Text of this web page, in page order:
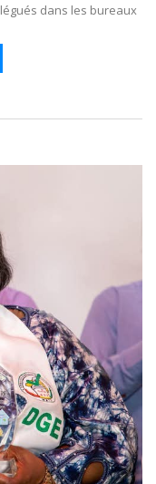
dans les bureaux